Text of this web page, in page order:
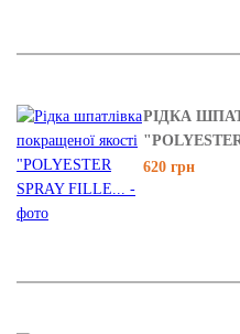
РІДКА
620 грн